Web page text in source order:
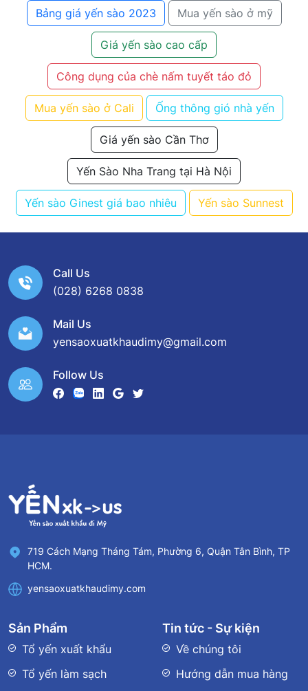
Bảng giá yến sào 2023 Mua yến sào ở mỹ
Giá yến sào cao cấp
Công dụng của chè nấm tuyết táo đỏ
Mua yến sào ở Cali Ống thông gió nhà yến
Giá yến sào Cần Thơ
Yến Sào Nha Trang tại Hà Nội
Yến sào Ginest giá bao nhiêu Yến sào Sunnest
Call Us
(028) 6268 0838
Mail Us
yensaoxuatkhaudimy@gmail.com
Follow Us
719 Cách Mạng Tháng Tám, Phường 6, Quận Tân Bình, TP
HCM.
yensaoxuatkhaudimy.com
Sản Phẩm
Tổ yến xuất khẩu
Tổ yến làm sạch
Tin tức - Sự kiện
Về chúng tôi
Hướng dẫn mua hàng